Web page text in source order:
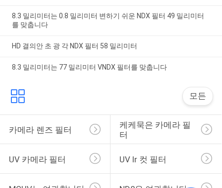
8.3 밀리미터는 0.8 밀리미터 변하기 쉬운 NDX 필터 49 밀리미터
를 맞춥니다
HD 결의안 초 광 각 NDX 필터 58 밀리미터
8.3 밀리미터는 77 밀리미터 VNDX 필터를 맞춥니다
모든
카메라 렌즈 필터
케케묵은 카메라 필
터
UV 카메라 필터 UV Ir 컷 필터